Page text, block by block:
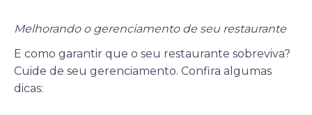
Melhorando o gerenciamento de seu restaurante
E como garantir que o seu restaurante sobreviva?
Cuide de seu gerenciamento. Confira algumas
dicas: